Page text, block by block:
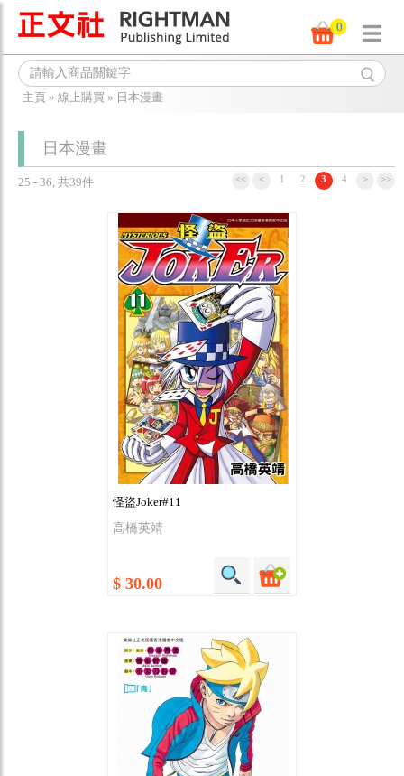
0
主頁 » 線上購買 » 日本漫畫
日本漫畫
25 - 36, 共39件 << < 1 2 3 4 > >>
怪盜Joker#11
高橋英靖
$ 30.00